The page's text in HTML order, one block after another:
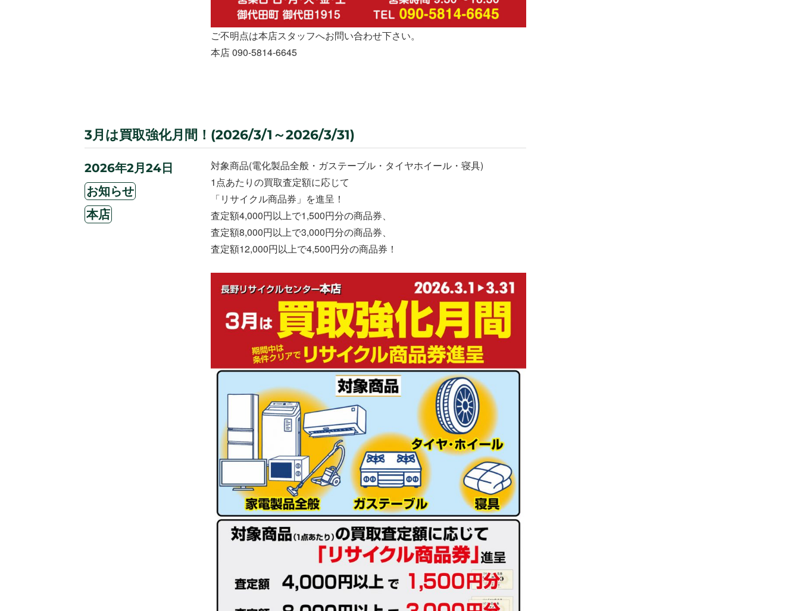
ご不明点は本店スタッフへお問い合わせ下さい。
本店 090-5814-6645
3月は買取強化月間！(2026/3/1～2026/3/31)
対象商品(電化製品全般・ガステーブル・タイヤホイール・寝具)
1点あたりの買取査定額に応じて
「リサイクル商品券」を進呈！
査定額4,000円以上で1,500円分の商品券、
査定額8,000円以上で3,000円分の商品券、
査定額12,000円以上で4,500円分の商品券！
投
日:
2026年2月24日
カ
テ
ゴ
リ
お知らせ
タ
グ
本店